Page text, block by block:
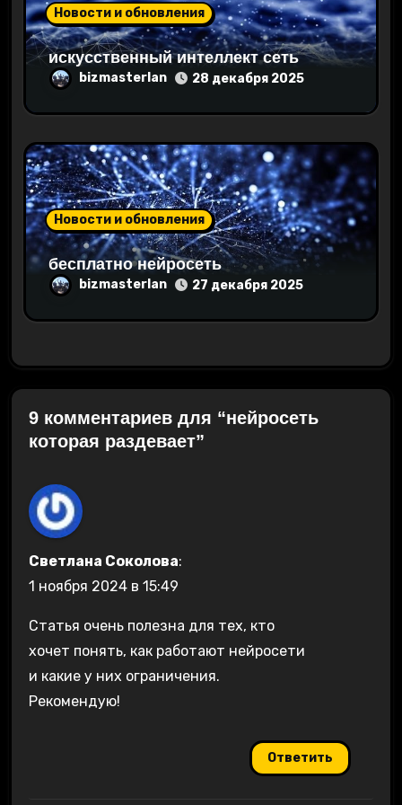
Новости и обновления
искусственный интеллект сеть
bizmasterlan 28 декабря 2025
Новости и обновления
бесплатно нейросеть
bizmasterlan 27 декабря 2025
9 комментариев для “нейросеть
которая раздевает”
Светлана Соколова:
1 ноября 2024 в 15:49
Статья очень полезна для тех, кто
хочет понять, как работают нейросети
и какие у них ограничения.
Рекомендую!
Ответить